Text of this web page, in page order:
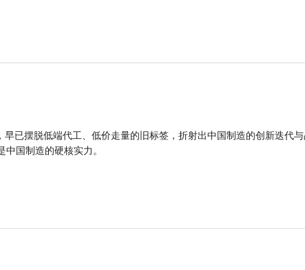
已摆脱低端代工、低价走量的旧标签，折射出中国制造的创新迭代
国制造的硬核实力。